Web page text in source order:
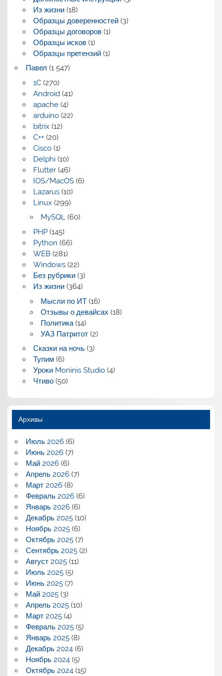
Из жизни(18)
Образцы доверенностей(3)
Образцы договоров(1)
Образцы исков(1)
Образцы претензий(1)
Павел (1 547)
1C(270)
Android(41)
apache(4)
arduino(22)
bitrix (12)
C++(20)
Cisco(1)
Delphi(10)
Flutter(46)
IOS/MacOS(6)
Lazarus(10)
Linux (299)
MySQL(60)
PHP(145)
Python (66)
WEB(281)
Windows(22)
Без рубрики(3)
Из жизни(364)
Мысли по ИТ(16)
Отзывы о девайсах (18)
Политика(14)
УАЗ Патритот(2)
Сказки на ночь(3)
Тупим(6)
Уроки Moninis Studio(4)
Чтиво(50)
Архивы
Июль 2026(6)
Июнь 2026(7)
Май 2026(6)
Апрель 2026(7)
Март 2026(8)
Февраль 2026(6)
Январь 2026(6)
Декабрь 2025(10)
Ноябрь 2025(6)
Октябрь 2025(7)
Сентябрь 2025(2)
Август 2025(11)
Июль 2025(5)
Июнь 2025(7)
Май 2025(3)
Апрель 2025(10)
Март 2025(4)
Февраль 2025(5)
Январь 2025(8)
Декабрь 2024(6)
Ноябрь 2024(5)
Октябрь 2024(15)